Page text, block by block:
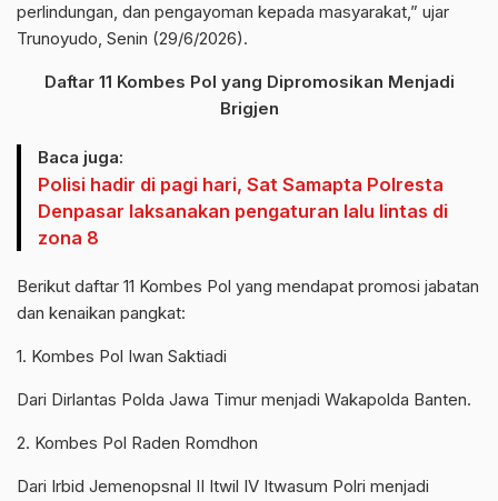
perlindungan, dan pengayoman kepada masyarakat,” ujar
Trunoyudo, Senin (29/6/2026).
Daftar 11 Kombes Pol yang Dipromosikan Menjadi
Brigjen
Baca juga:
Polisi hadir di pagi hari, Sat Samapta Polresta
Denpasar laksanakan pengaturan lalu lintas di
zona 8
Berikut daftar 11 Kombes Pol yang mendapat promosi jabatan
dan kenaikan pangkat:
1. Kombes Pol Iwan Saktiadi
Dari Dirlantas Polda Jawa Timur menjadi Wakapolda Banten.
2. Kombes Pol Raden Romdhon
Dari Irbid Jemenopsnal II Itwil IV Itwasum Polri menjadi